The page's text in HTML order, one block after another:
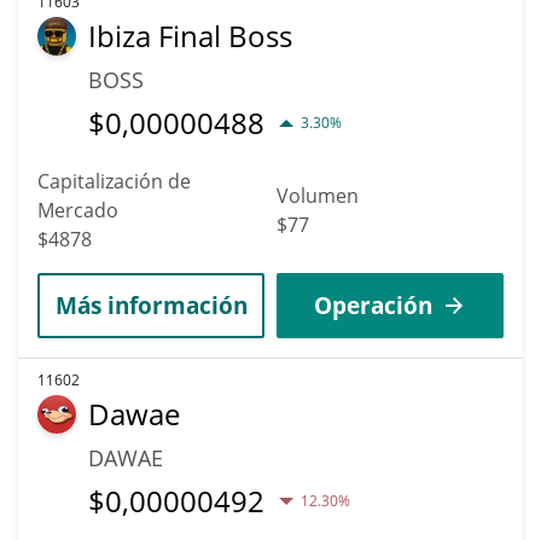
Ibiza Final Boss
BOSS
$0,00000488 3.30%
Capitalización de
Mercado
$4878
Volumen
$77
Más información Operación
11602
Dawae
DAWAE
$0,00000492 12.30%